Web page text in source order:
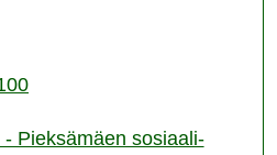
Pieksämäen sosiaali-